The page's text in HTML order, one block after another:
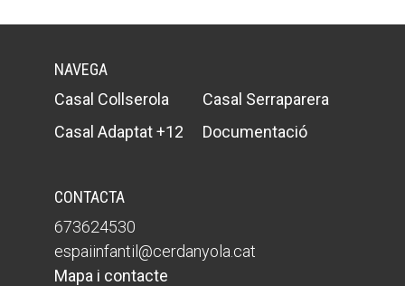
NAVEGA
Casal Collserola
Casal Serraparera
Casal Adaptat +12
Documentació
CONTACTA
673624530
espaiinfantil@cerdanyola.cat
Mapa i contacte